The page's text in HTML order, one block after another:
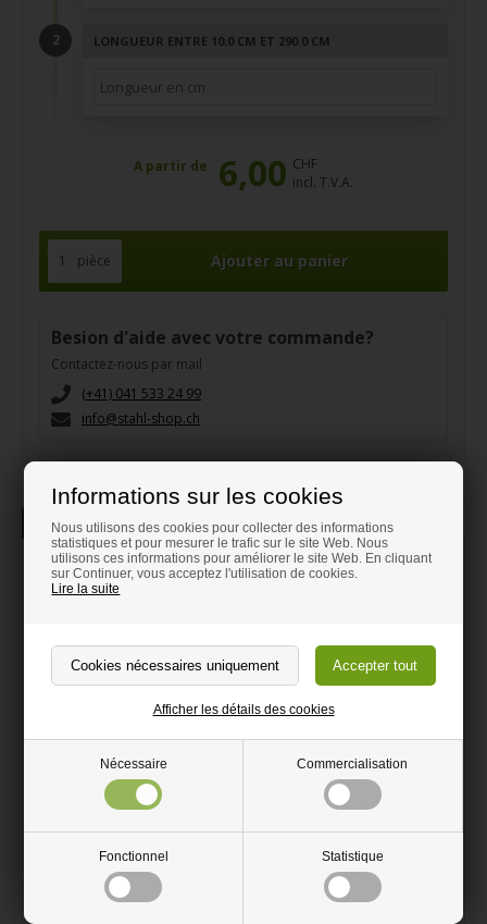
Informations sur les cookies
Nous utilisons des cookies pour collecter des informations
statistiques et pour mesurer le trafic sur le site Web. Nous
utilisons ces informations pour améliorer le site Web. En cliquant
sur Continuer, vous acceptez l'utilisation de cookies.
Lire la suite
Nécessaire Commercialisation
Fonctionnel Statistique
Afficher les détails des cookies
LONGUEUR ENTRE 10.0 CM ET 290.0 CM
A partir de 6,00 CHF
incl. T.V.A.
pièce
Besion d'aide avec votre commande?
Contactez-nous par mail
(+41) 041 533 24 99
info@stahl-shop.ch
La description Information
Tige rond en acier inoxydable
Peut être utilisé aussi bien à l’intérieur qu’à l’extérieur
Peut être découper avec une meuleuse
Fabriqué au Danemark
bien à l’intérieur qu’à l’extérieur. Ne rouille pas.
Rond acier est facile à découper soi-même. Utiliser une